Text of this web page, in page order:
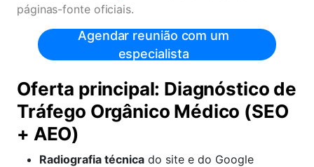
páginas-fonte oficiais.
Agendar reunião com um
especialista
Oferta principal: Diagnóstico de
Tráfego Orgânico Médico (SEO
+ AEO)
Radiografia técnica do site e do Google